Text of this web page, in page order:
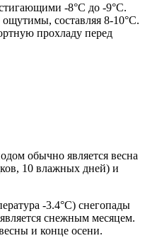
-8°C до -9°C.
составляя 8-10°C.
прохладу перед
обычно является весна
10 влажных дней) и
-3.4°C) снегопады
снежным месяцем.
и конце осени.